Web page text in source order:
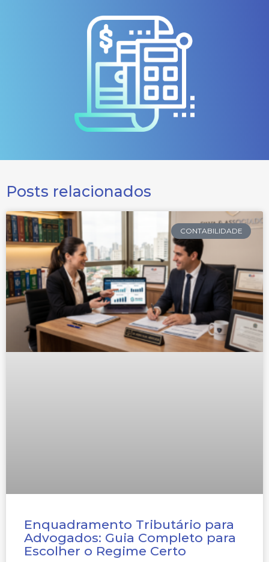
Posts relacionados
CONTABILIDADE
Enquadramento Tributário para
Advogados: Guia Completo para
Escolher o Regime Certo